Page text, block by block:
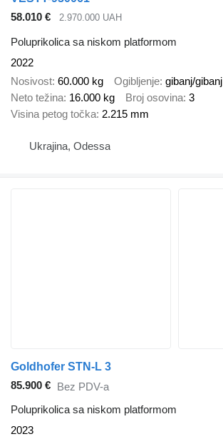
58.010 €
2.970.000 UAH
Poluprikolica sa niskom platformom
2022
Nosivost 60.000 kg Ogibljenje gibanj/gibanj
Neto težina 16.000 kg Broj osovina 3
Visina petog točka 2.215 mm
Ukrajina, Odessa
Goldhofer STN-L 3
85.900 € Bez PDV-a
Poluprikolica sa niskom platformom
2023